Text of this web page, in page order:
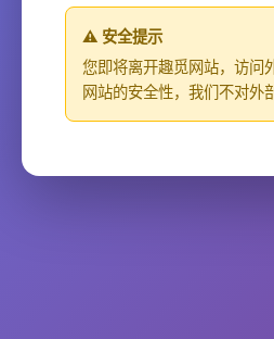
⚠️ 安全提示
您即将离开趣觅网站，访问
网站的安全性，我们不对外